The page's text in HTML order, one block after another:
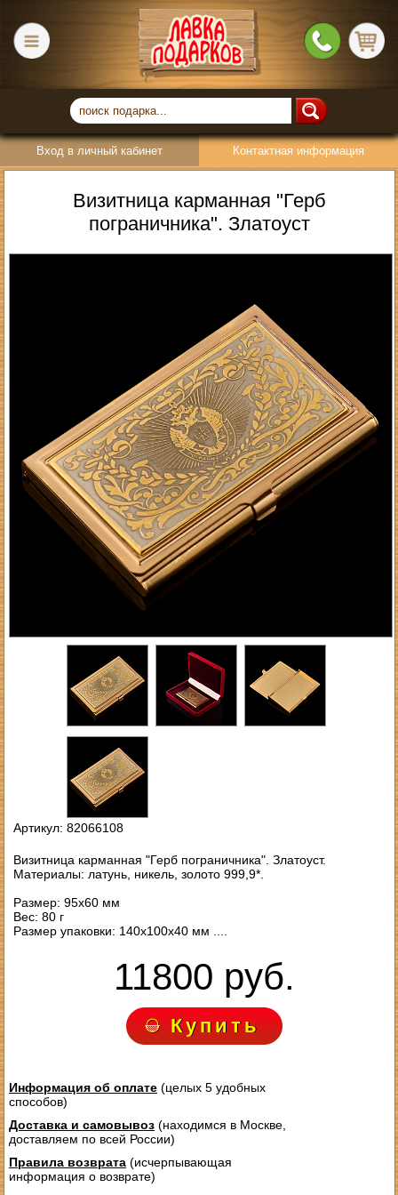
Вход в личный кабинет Контактная информация
Визитница карманная "Герб
пограничника". Златоуст
Артикул: 82066108
Визитница карманная "Герб пограничника". Златоуст.
Материалы: латунь, никель, золото 999,9*.
Размер: 95х60 мм
Вес: 80 г
Размер упаковки: 140х100х40 мм ....
11800 руб.
Купить
Информация об оплате(целых 5 удобных
способов)
Доставка и самовывоз(находимся в Москве,
доставляем по всей России)
Правила возврата(исчерпывающая
информация о возврате)